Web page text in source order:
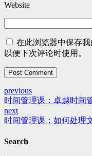
Website
在此浏览器中保存
以便下次评论时使用。
Post Comment
previous
时间管理课：卓越时间
next
时间管理课：如何处理
Search